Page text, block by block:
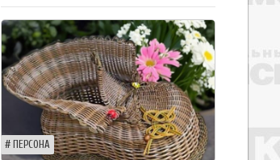
ПЕРСОНА